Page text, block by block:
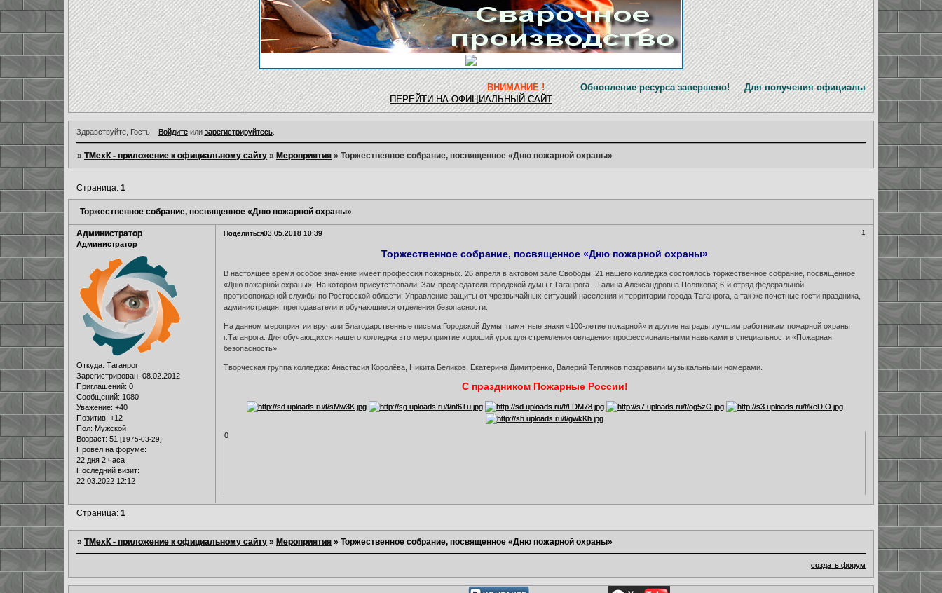
ВНИМАНИЕ !Обновление ресурса завершено! Для получения официальной информации перейдите
ПЕРЕЙТИ НА ОФИЦИАЛЬНЫЙ САЙТ
Здравствуйте, Гость! Войдитеили зарегистрируйтесь.
»ТМехК - приложение к официальному сайту » Мероприятия »Торжественное собрание, посвященное «Дню пожарной охраны»
Торжественное собрание, посвященное «Дню пожарной охраны»
Страница:1
Поделиться 1
03.05.2018 10:39
Администратор
Администратор
Откуда: Таганрог
Зарегистрирован: 08.02.2012
Приглашений: 0
Сообщений: 1080
Уважение: +40
Позитив: +12
Пол: Мужской
Возраст: 51 [1975-03-29]
Провел на форуме:
22 дня 2 часа
Последний визит:
22.03.2022 12:12
Торжественное собрание, посвященное «Дню пожарной охраны»
В настоящее время особое значение имеет профессия пожарных. 26 апреля в актовом зале Свободы, 21 нашего колледжа состоялось торжественное собрание, посвященное
«Дню пожарной охраны». На котором присутствовали: Зам.председателя городской думы г.Таганрога – Галина Александровна Полякова; 6-й отряд федеральной
противопожарной службы по Ростовской области; Управление защиты от чрезвычайных ситуаций населения и территории города Таганрога, а так же почетные гости праздника,
администрация, преподаватели и обучающиеся отделения безопасности.
На данном мероприятии вручали Благодарственные письма Городской Думы, памятные знаки «100-летие пожарной» и другие награды лучшим работникам пожарной охраны
г.Таганрога. Для обучающихся нашего колледжа это мероприятие хороший урок для стремления овладения профессиональными навыками в специальности «Пожарная
безопасность»
Творческая группа колледжа: Анастасия Королёва, Никита Беликов, Екатерина Димитренко, Валерий Тепляков поздравили музыкальными номерами.
С праздником Пожарные России!
0
Страница:1
»ТМехК - приложение к официальному сайту » Мероприятия »Торжественное собрание, посвященное «Дню пожарной охраны»
создать форум